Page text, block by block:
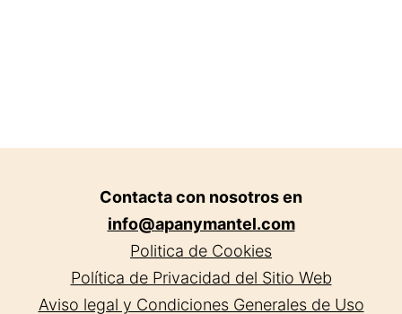
Contacta con nosotros en
info@apanymantel.com
Politica de Cookies
Política de Privacidad del Sitio Web
Aviso legal y Condiciones Generales de Uso